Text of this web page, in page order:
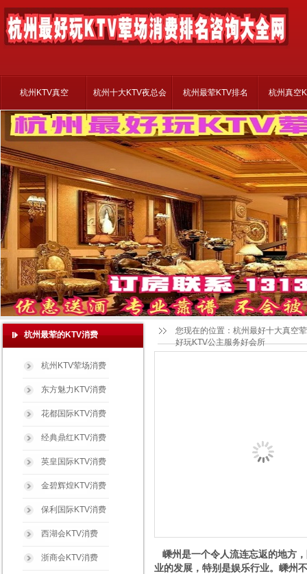
杭州KTV真空 杭州十大KTV夜总会 杭州最荤KTV排名 杭州真空
杭州最荤的KTV消费
杭州KTV荤场消费
东方魅力KTV消费
花都国际KTV消费
经典鼎红KTV消费
英皇国际KTV消费
金碧辉煌KTV消费
保利国际KTV消费
西湖会KTV消费
浙商会KTV消费
您现在的位置： 杭州最好十大真空
好玩KTV公主服务好会所
嵊州是一个令人流连忘返的地方
业的发展，特别是娱乐行业。嵊州